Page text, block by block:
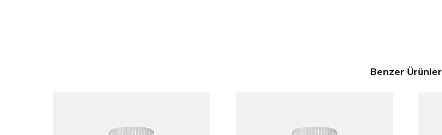
Benzer Ürünler